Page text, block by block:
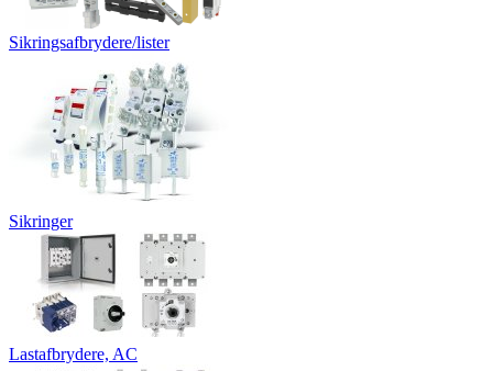
Sikringsafbrydere/lister
Sikringer
Lastafbrydere, AC